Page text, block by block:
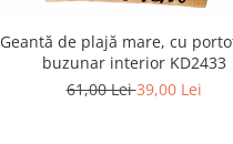
Geantă de plajă mare, cu
buzunar interior KD2433
61,00 Lei39,00 Lei